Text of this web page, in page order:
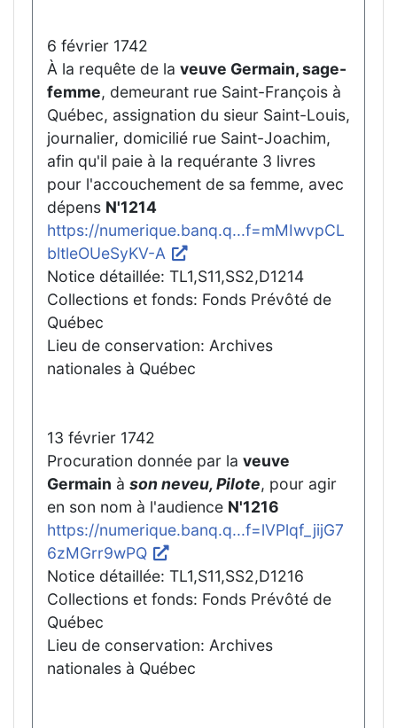
6 février 1742
À la requête de la veuve Germain, sage-
femme, demeurant rue Saint-François à
Québec, assignation du sieur Saint-Louis,
journalier, domicilié rue Saint-Joachim,
afin qu'il paie à la requérante 3 livres
pour l'accouchement de sa femme, avec
dépens N'1214
https://numerique.banq.q...f=mMIwvpCL
bltleOUeSyKV-A
Notice détaillée: TL1,S11,SS2,D1214
Collections et fonds: Fonds Prévôté de
Québec
Lieu de conservation: Archives
nationales à Québec
13 février 1742
Procuration donnée par la veuve
Germain à son neveu, Pilote, pour agir
en son nom à l'audience N'1216
https://numerique.banq.q...f=lVPlqf_jijG7
6zMGrr9wPQ
Notice détaillée: TL1,S11,SS2,D1216
Collections et fonds: Fonds Prévôté de
Québec
Lieu de conservation: Archives
nationales à Québec